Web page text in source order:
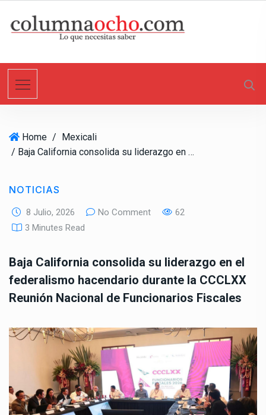
t
Home / Mexicali
/ Baja California consolida su liderazgo en el federalismo hacendario durante la CCCLXX Reunión Nacional de Funcionarios Fiscales
NOTICIAS
8 Julio, 2026 No Comment
62
3 Minutes Read
Baja California consolida su liderazgo en el
federalismo hacendario durante la CCCLXX
Reunión Nacional de Funcionarios Fiscales